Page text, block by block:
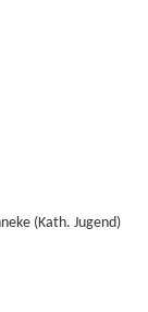
(Kath. Jugend)